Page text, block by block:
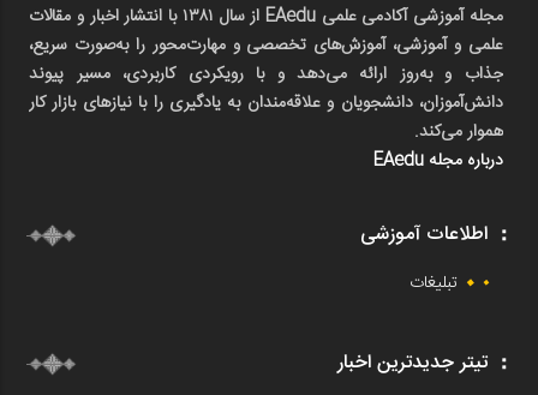
مجله آموزشی آکادمی علمی EAedu از سال ۱۳۸۱ با انتشار اخبار و مقالات
علمی و آموزشی، آموزش‌های تخصصی و مهارت‌محور را به‌صورت سریع،
جذاب و به‌روز ارائه می‌دهد و با رویکردی کاربردی، مسیر پیوند
دانش‌آموزان، دانشجویان و علاقه‌مندان به یادگیری را با نیازهای بازار کار
هموار می‌کند.
درباره مجله EAedu
اطلاعات آموزشی
تبلیغات
تیتر جدیدترین اخبار